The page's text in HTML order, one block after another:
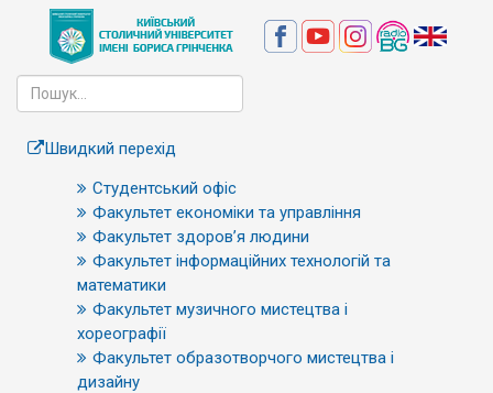
Швидкий перехід
Студентський офіс
Факультет економіки та управління
Факультет здоров’я людини
Факультет інформаційних технологій та
математики
Факультет музичного мистецтва і
хореографії
Факультет образотворчого мистецтва і
дизайну